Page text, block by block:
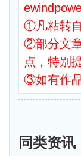
①凡粘转自
②部分文
点，特别
③如有作
同类资讯